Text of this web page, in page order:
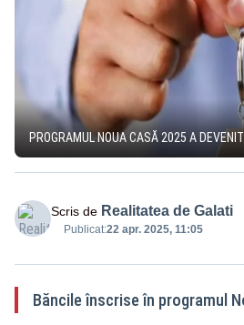
PROGRAMUL NOUA CASĂ 2025 A
Scris de Realitatea de Galati
Publicat:22 apr. 2025, 11:05
Băncile înscrise în programul